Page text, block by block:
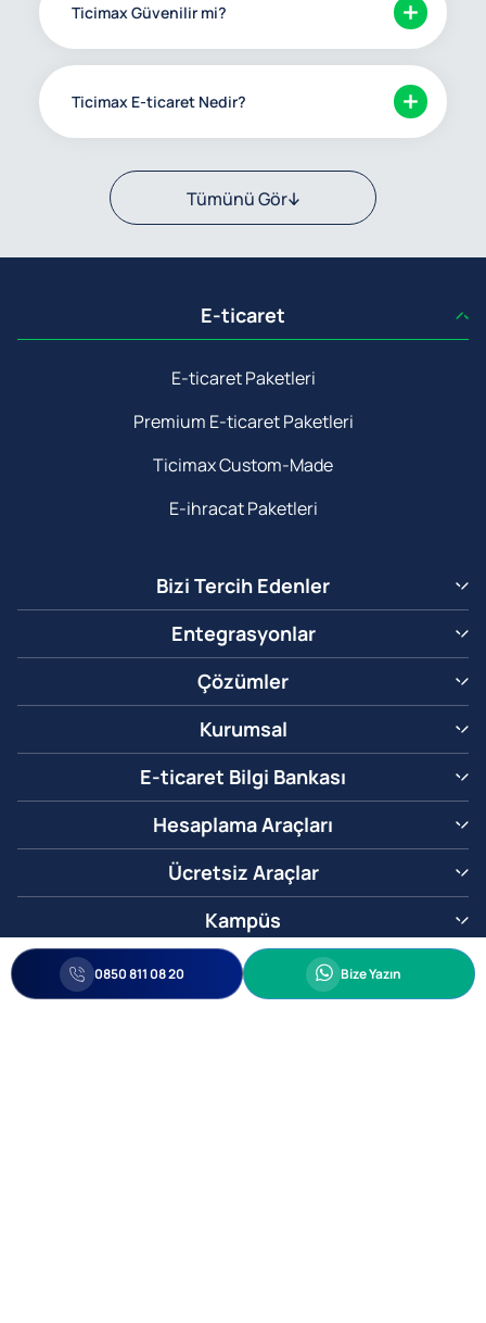
Ticimax Güvenilir mi?
Ticimax E-ticaret Nedir?
Tümünü Gör
E-ticaret
E-ticaret Paketleri
Premium E-ticaret Paketleri
Ticimax Custom-Made
E-ihracat Paketleri
Bizi Tercih Edenler
Entegrasyonlar
Çözümler
Kurumsal
E-ticaret Bilgi Bankası
Hesaplama Araçları
Ücretsiz Araçlar
Kampüs
0850 811 08 20 Whatsapp
Bize Yazın
0850 811 08 20